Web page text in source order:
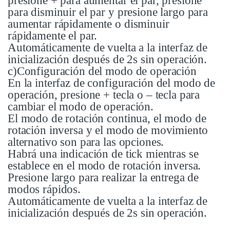
para disminuir el par y presione largo para
aumentar rápidamente o disminuir
rápidamente el par.
Automáticamente de vuelta a la interfaz de
inicialización después de 2s sin operación.
c)Configuración del modo de operación
En la interfaz de configuración del modo de
operación, presione + tecla o – tecla para
cambiar el modo de operación.
El modo de rotación continua, el modo de
rotación inversa y el modo de movimiento
alternativo son para las opciones.
Habrá una indicación de tick mientras se
establece en el modo de rotación inversa.
Presione largo para realizar la entrega de
modos rápidos.
Automáticamente de vuelta a la interfaz de
inicialización después de 2s sin operación.